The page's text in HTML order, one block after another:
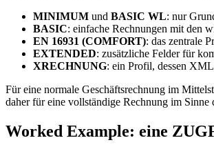
MINIMUM und BASIC WL: nur
BASIC: einfache Rechnungen mit den
EN 16931 (COMFORT): das zentrale
EXTENDED: zusätzliche Felder für
XRECHNUNG: ein Profil, dessen
Für eine normale Geschäftsrechnung im
daher für eine vollständige Rechnung im Sinne
Worked Example: eine